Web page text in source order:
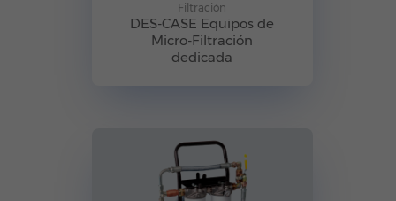
Filtración
DES-CASE Equipos de
Micro-Filtración
dedicada